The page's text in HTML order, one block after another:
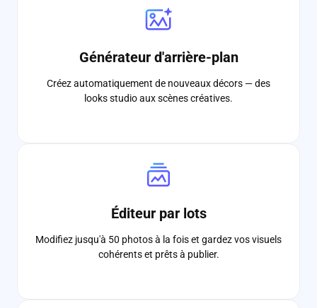
Générateur d'arrière-plan
Créez automatiquement de nouveaux décors — des
looks studio aux scènes créatives.
Éditeur par lots
Modifiez jusqu'à 50 photos à la fois et gardez vos visuels
cohérents et prêts à publier.